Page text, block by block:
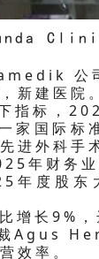
公
新建医院。
标，
家国际标
进外科手
年财务业
年度股东
增长9%
效率。